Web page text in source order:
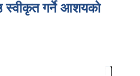
गर्ने आशयको